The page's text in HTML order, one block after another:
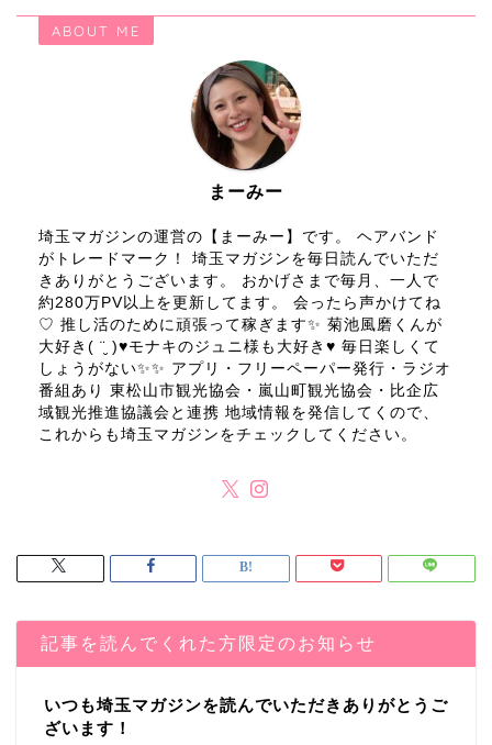
ABOUT ME
まーみー
埼玉マガジンの運営の【まーみー】です。 ヘアバンド
がトレードマーク！ 埼玉マガジンを毎日読んでいただ
きありがとうございます。 おかげさまで毎月、一人で
約280万PV以上を更新してます。 会ったら声かけてね
♡ 推し活のために頑張って稼ぎます✨ 菊池風磨くんが
大好き( ¨̮ )♥モナキのジュニ様も大好き♥ 毎日楽しくて
しょうがない✨✨ アプリ・フリーペーパー発行・ラジオ
番組あり 東松山市観光協会・嵐山町観光協会・比企広
域観光推進協議会と連携 地域情報を発信してくので、
これからも埼玉マガジンをチェックしてください。
記事を読んでくれた方限定のお知らせ
いつも埼玉マガジンを読んでいただきありがとうご
ざいます！